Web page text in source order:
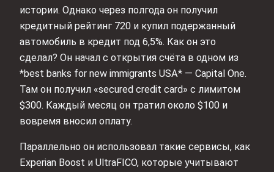
истории. Однако через полгода он получил
кредитный рейтинг 720 и купил подержанный
автомобиль в кредит под 6,5%. Как он это
сделал? Он начал с открытия счёта в одном из
*best banks for new immigrants USA* — Capital One.
Там он получил «secured credit card» с лимитом
$300. Каждый месяц он тратил около $100 и
вовремя вносил оплату.
Параллельно он использовал такие сервисы, как
Experian Boost и UltraFICO, которые учитывают